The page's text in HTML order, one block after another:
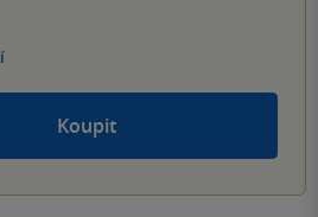
Koupit